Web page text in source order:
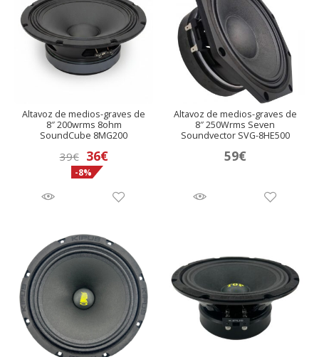
Altavoz de medios-graves de
8″ 200wrms 8ohm
SoundCube 8MG200
39€ El
precio
original
39€.
36€El
actual
36€.
-8%
Altavoz de medios-graves de
8″ 250Wrms Seven
Soundvector SVG-8HE500
59€